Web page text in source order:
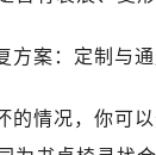
方案：定制与通
的情况，你可